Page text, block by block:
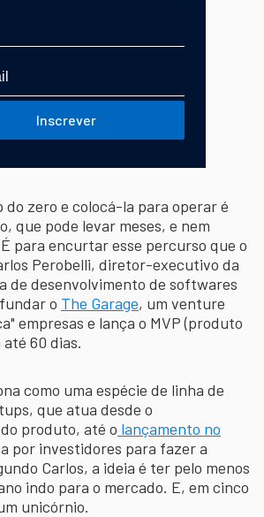
Inscrever
zero e colocá-la para operar é
que pode levar meses, e nem
para encurtar esse percurso que o
Perobelli, diretor-executivo da
de desenvolvimento de softwares
o The Garage, um venture
empresas e lança o MVP (produto
60 dias.
como uma espécie de linha de
que atua desde o
produto, até o lançamento no
por investidores para fazer a
Carlos, a ideia é ter pelo menos
indo para o mercado. E, em cinco
unicórnio.